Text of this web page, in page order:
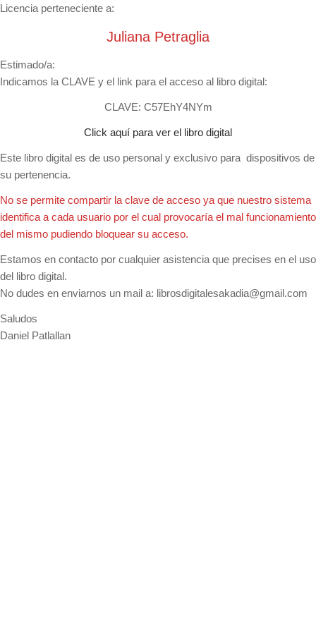
Licencia perteneciente a:
Juliana Petraglia
Estimado/a:
Indicamos la CLAVE y el link para el acceso al libro digital:
CLAVE: C57EhY4NYm
Click aquí para ver el libro digital
Este libro digital es de uso personal y exclusivo para dispositivos de
su pertenencia.
No se permite compartir la clave de acceso ya que nuestro sistema
identifica a cada usuario por el cual provocaría el mal funcionamiento
del mismo pudiendo bloquear su acceso.
Estamos en contacto por cualquier asistencia que precises en el uso
del libro digital.
No dudes en enviarnos un mail a: librosdigitalesakadia@gmail.com
Saludos
Daniel Patlallan